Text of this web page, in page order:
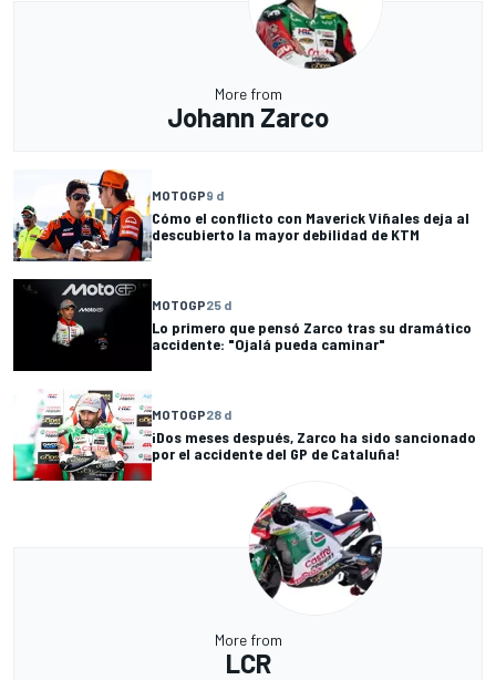
More from
Johann Zarco
MOTOGP9 d
Cómo el conflicto con Maverick Viñales deja al
descubierto la mayor debilidad de KTM
MOTOGP25 d
Lo primero que pensó Zarco tras su dramático
accidente: "Ojalá pueda caminar"
MOTOGP28 d
¡Dos meses después, Zarco ha sido sancionado
por el accidente del GP de Cataluña!
More from
LCR